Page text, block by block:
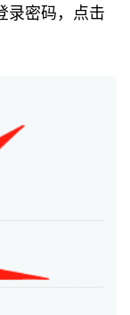
录密码，点击